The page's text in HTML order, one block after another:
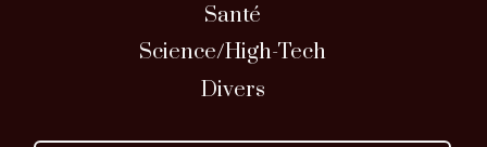
Santé
Science/High-Tech
Divers